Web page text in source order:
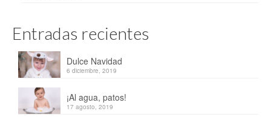
Entradas recientes
Dulce Navidad
6 diciembre, 2019
¡Al agua, patos!
17 agosto, 2019